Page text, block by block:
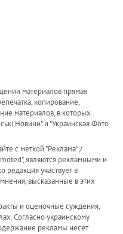
материалов прямая
копирование,
материалов, в которых
Новини" и "Украинская Фото
с меткой "Реклама" /
являются рекламными и
редакция участвует в
высказанные в этих
и оценочные суждения,
Согласно украинскому
рекламы несет